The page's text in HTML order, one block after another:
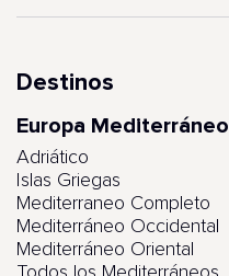
Destinos
Europa Mediterráneo
Adriático
Islas Griegas
Mediterraneo Completo
Mediterráneo Occidental
Mediterráneo Oriental